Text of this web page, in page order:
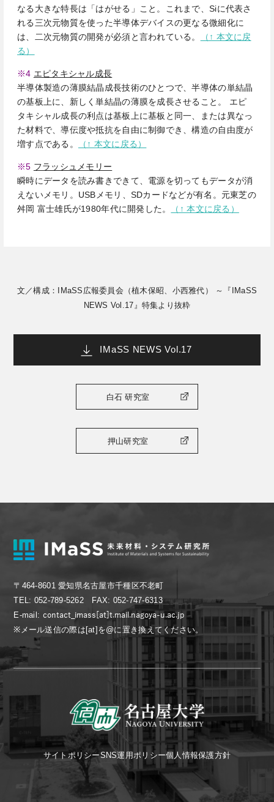
なる大きな特長は「はがせる」こと。これまで、Siに代表さ
れる三次元物質を使った半導体デバイスの更なる微細化に
は、二次元物質の開発が必須と言われている。
（↑ 本文に戻
る）
※4 エピタキシャル成長
半導体製造の薄膜結晶成長技術のひとつで、半導体の単結晶
の基板上に、新しく単結晶の薄膜を成長させること。 エピ
タキシャル成長の利点は基板上に基板と同一、または異なっ
た材料で、導伝度や抵抗を自由に制御でき、構造の自由度が
増す点である。
（↑ 本文に戻る）
※5 フラッシュメモリー
瞬時にデータを読み書きできて、電源を切ってもデータが消
えないメモリ。USBメモリ、SDカードなどが有名。元東芝の
舛岡 富士雄氏が1980年代に開発した。
（↑ 本文に戻る）
文／構成：IMaSS広報委員会（植木保昭、小西雅代） ～『IMaSS
NEWS Vol.17』特集より抜粋
IMaSS NEWS Vol.17
白石 研究室
押山研究室
〒464-8601 愛知県名古屋市千種区不老町
TEL: 052-789-5262 FAX: 052-747-6313
E-mail:
※メール送信の際は[at]を@に置き換えてください。
サイトポリシーSNS運用ポリシー個人情報保護方針